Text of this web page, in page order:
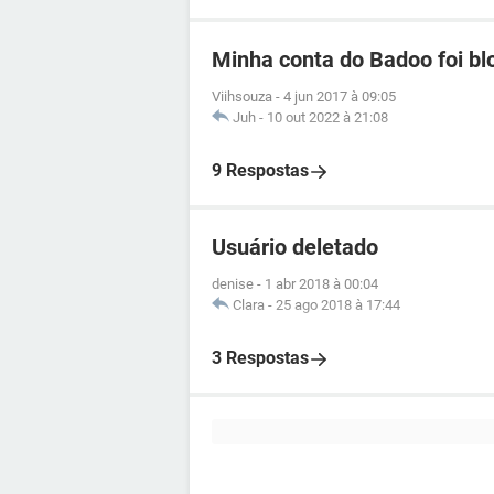
Minha conta do Badoo foi
Viihsouza - 4 jun 2017 à 09:05
Juh - 10 out 2022 à 21:08
9 Respostas
Usuário deletado
denise - 1 abr 2018 à 00:04
Clara - 25 ago 2018 à 17:44
3 Respostas